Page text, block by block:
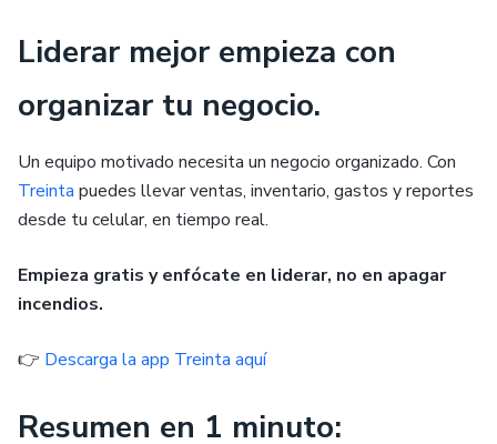
Liderar mejor empieza con
organizar tu negocio.
Un equipo motivado necesita un negocio organizado. Con
Treinta puedes llevar ventas, inventario, gastos y reportes
desde tu celular, en tiempo real.
Empieza gratis y enfócate en liderar, no en apagar
incendios.
👉 Descarga la app Treinta aquí
Resumen en 1 minuto: